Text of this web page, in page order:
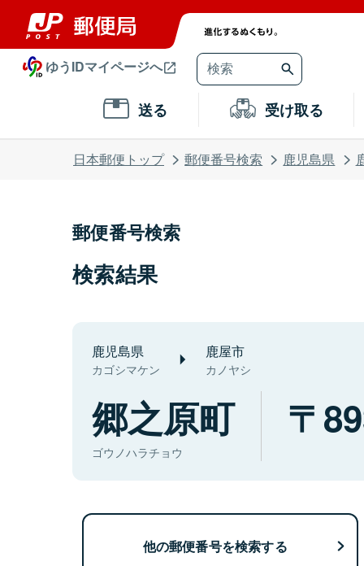
ゆうIDマイページへ
送る 受け取る
日本郵便トップ 郵便番号検索 鹿児島県
郵便番号検索
検索結果
鹿児島県
カゴシマケン
鹿屋市
カノヤシ
郷之原町
ゴウノハラチョウ
他の郵便番号を検索する